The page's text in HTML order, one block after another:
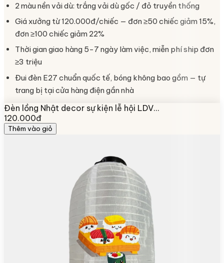
2 màu nền vải dù: trắng vải dù gốc / đỏ truyền thống
Giá xưởng từ 120.000đ/chiếc — đơn ≥50 chiếc giảm 15%,
đơn ≥100 chiếc giảm 22%
Thời gian giao hàng 5-7 ngày làm việc, miễn phí ship đơn
≥3 triệu
Đui đèn E27 chuẩn quốc tế, bóng không bao gồm — tự
trang bị tại cửa hàng điện gần nhà
Đèn lồng Nhật decor sự kiện lễ hội LDV…
120.000đ
Thêm vào giỏ